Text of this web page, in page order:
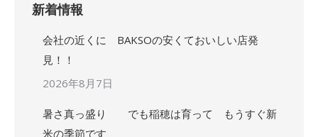
新着情報
会社の近くに BAKSOの安くておいしい店発
見！！
2026年8月7日
暑さ真っ盛り でも稲穂は育って もうすぐ新
米の季節です